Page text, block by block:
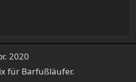
2020
für Barfußläufer.